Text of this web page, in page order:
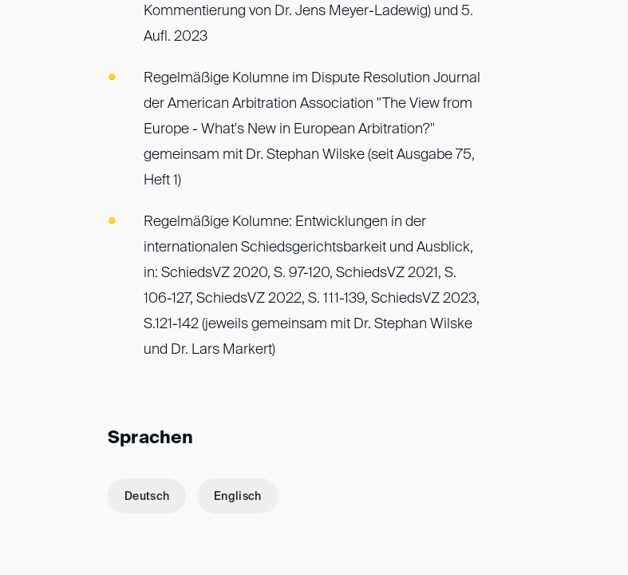
Kommentierung von Dr. Jens Meyer-Ladewig) und 5.
Aufl. 2023
Regelmäßige Kolumne im Dispute Resolution Journal
der American Arbitration Association "The View from
Europe - What's New in European Arbitration?"
gemeinsam mit Dr. Stephan Wilske (seit Ausgabe 75,
Heft 1)
Regelmäßige Kolumne: Entwicklungen in der
internationalen Schiedsgerichtsbarkeit und Ausblick,
in: SchiedsVZ 2020, S. 97-120, SchiedsVZ 2021, S.
106-127, SchiedsVZ 2022, S. 111-139, SchiedsVZ 2023,
S.121-142 (jeweils gemeinsam mit Dr. Stephan Wilske
und Dr. Lars Markert)
Sprachen
Deutsch Englisch